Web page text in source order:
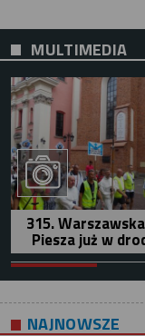
MULTIMEDIA
315.
Piesza już w
NAJNOWSZE